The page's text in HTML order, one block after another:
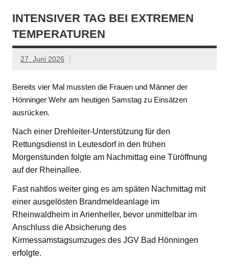
INTENSIVER TAG BEI EXTREMEN
TEMPERATUREN
27. Juni 2026
Bereits vier Mal mussten die Frauen und Männer der
Hönninger Wehr am heutigen Samstag zu Einsätzen
ausrücken.
Nach einer Drehleiter-Unterstützung für den
Rettungsdienst in Leutesdorf in den frühen
Morgenstunden folgte am Nachmittag eine Türöffnung
auf der Rheinallee.
Fast nahtlos weiter ging es am späten Nachmittag mit
einer ausgelösten Brandmeldeanlage im
Rheinwaldheim in Arienheller, bevor unmittelbar im
Anschluss die Absicherung des
Kirmessamstagsumzuges des JGV Bad Hönningen
erfolgte.